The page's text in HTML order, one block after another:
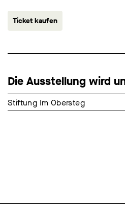
Ticket kaufen
Die Ausstellung wird
Stiftung Im Obersteg